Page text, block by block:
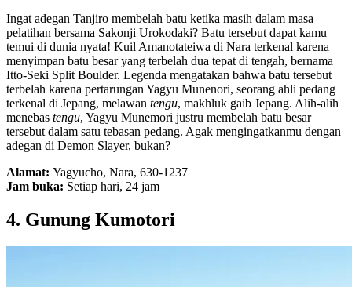
Ingat adegan Tanjiro membelah batu ketika masih dalam masa
pelatihan bersama Sakonji Urokodaki? Batu tersebut dapat kamu
temui di dunia nyata! Kuil Amanotateiwa di Nara terkenal karena
menyimpan batu besar yang terbelah dua tepat di tengah, bernama
Itto-Seki Split Boulder. Legenda mengatakan bahwa batu tersebut
terbelah karena pertarungan Yagyu Munenori, seorang ahli pedang
terkenal di Jepang, melawan tengu, makhluk gaib Jepang. Alih-alih
menebas tengu, Yagyu Munemori justru membelah batu besar
tersebut dalam satu tebasan pedang. Agak mengingatkanmu dengan
adegan di Demon Slayer, bukan?
Alamat: Yagyucho, Nara, 630-1237
Jam buka: Setiap hari, 24 jam
4. Gunung Kumotori